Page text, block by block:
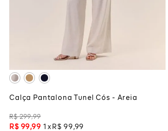
ADICIONAR À SACOLA
Calça Pantalona Tunel Cós - Areia
R$ 299,99
R$ 99,99 1 R$ 99 ,99